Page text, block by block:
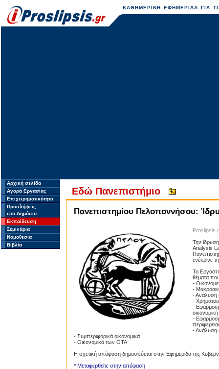
ΚΑΘΗΜΕΡΙΝΗ ΕΦΗΜΕΡΙΔΑ ΓΙΑ
Αρχική σελίδα
Αγορά Εργασίας
Επιχειρηματικότητα
Προσλήψεις
στο Δημόσιο
Εκπαίδευση
Σεμινάρια
Νομοθεσία
Βιβλία
Eδώ Πανεπιστήμιο
Πανεπιστημίου Πελοποννήσου:
Την
Analysis
ενέκρινε
Το
θέματα που
-
-
- Ανάλυση
-
-
-
- Ανάλυση
- Συμπεριφορικά οικονομικά
- Οικονομικά των ΟΤΑ
Η σχετική απόφαση δημοσιεύεται στην Εφημερίδα της
* Μεταφερθείτε στην απόφαση.